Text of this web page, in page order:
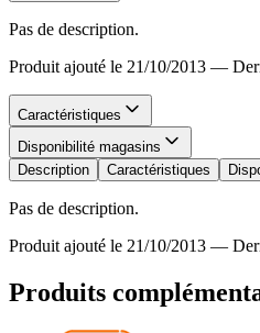
Pas de description.
Produit ajouté le 21/10/2013 —
Caractéristiques
Disponibilité magasins
Description
Caractéristiques
Pas de description.
Produit ajouté le 21/10/2013 —
Produits